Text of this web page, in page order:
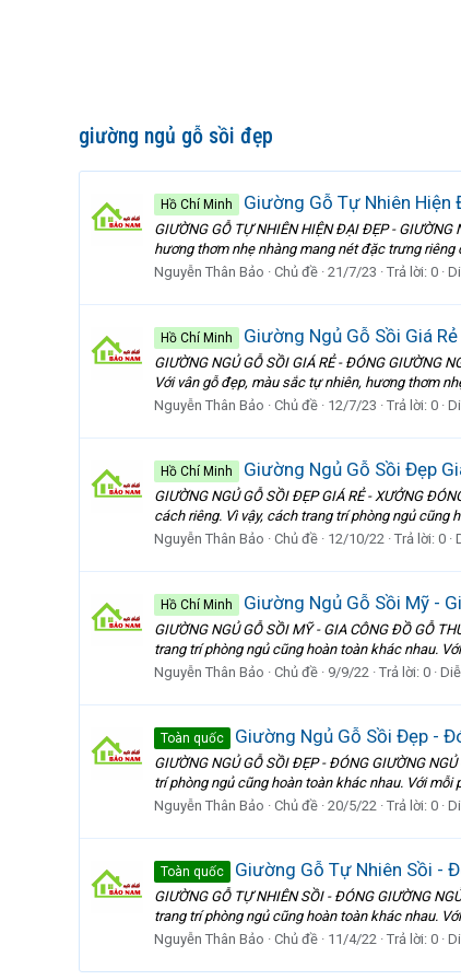
giường ngủ gỗ sồi đẹp
Hồ Chí Minh Giường Gỗ Tự Nhiên Hiện
GIƯỜNG GỖ TỰ NHIÊN HIỆN ĐẠI ĐẸP -
hương thơm nhẹ nhàng mang nét đặc trưng
Nguyễn Thân Bảo
Chủ đề 21/7/23 Trả lời: 0
Hồ Chí Minh Giường Ngủ Gỗ Sồi Giá
GIƯỜNG NGỦ GỖ SỒI GIÁ RẺ - ĐÓNG GIƯỜNG
Với vân gỗ đẹp, màu sắc tự nhiên, hương thơm
Nguyễn Thân Bảo
Chủ đề 12/7/23 Trả lời: 0
Hồ Chí Minh Giường Ngủ Gỗ Sồi Đẹp
GIƯỜNG NGỦ GỖ SỒI ĐẸP GIÁ RẺ - XƯỞNG
cách riêng. Vì vậy, cách trang trí phòng ngủ
Nguyễn Thân Bảo
Chủ đề 12/10/22 Trả lời: 0
Hồ Chí Minh Giường Ngủ Gỗ Sồi Mỹ -
GIƯỜNG NGỦ GỖ SỒI MỸ - GIA CÔNG ĐỒ GỖ
trang trí phòng ngủ cũng hoàn toàn khác nhau.
Nguyễn Thân Bảo
Chủ đề 9/9/22 Trả lời: 0
Toàn quốc Giường Ngủ Gỗ Sồi Đẹp -
GIƯỜNG NGỦ GỖ SỒI ĐẸP - ĐÓNG GIƯỜNG
trí phòng ngủ cũng hoàn toàn khác nhau. Với
Nguyễn Thân Bảo
Chủ đề 20/5/22 Trả lời: 0
Toàn quốc Giường Gỗ Tự Nhiên Sồi -
GIƯỜNG GỖ TỰ NHIÊN SỒI - ĐÓNG GIƯỜNG
trang trí phòng ngủ cũng hoàn toàn khác nhau.
Nguyễn Thân Bảo
Chủ đề 11/4/22 Trả lời: 0